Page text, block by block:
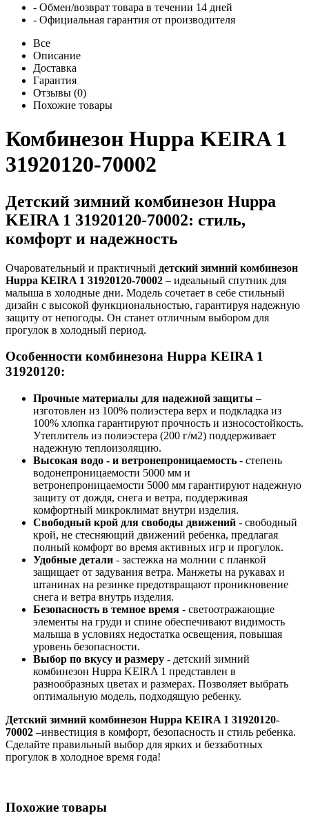
- Обмен/возврат товара в течении 14 дней
- Официальная гарантия от производителя
Все
Описание
Доставка
Гарантия
Отзывы (0)
Похожие товары
Комбинезон Huppa KEIRA 1
31920120-70002
Детский зимний комбинезон Huppa
KEIRA 1 31920120-70002: стиль,
комфорт и надежность
Очаровательный и практичный детский зимний комбинезон
Huppa KEIRA 1 31920120-70002 – идеальный спутник для
малыша в холодные дни. Модель сочетает в себе стильный
дизайн с высокой функциональностью, гарантируя надежную
защиту от непогоды. Он станет отличным выбором для
прогулок в холодный период.
Особенности комбинезона Huppa KEIRA 1
31920120:
Прочные материалы для надежной защиты –
изготовлен из 100% полиэстера верх и подкладка из
100% хлопка гарантируют прочность и износостойкость.
Утеплитель из полиэстера (200 г/м2) поддерживает
надежную теплоизоляцию.
Высокая водо - и ветронепроницаемость - степень
водонепроницаемости 5000 мм и
ветронепроницаемости 5000 мм гарантируют надежную
защиту от дождя, снега и ветра, поддерживая
комфортный микроклимат внутри изделия.
Свободный крой для свободы движений - свободный
крой, не стесняющий движений ребенка, предлагая
полный комфорт во время активных игр и прогулок.
Удобные детали - застежка на молнии с планкой
защищает от задувания ветра. Манжеты на рукавах и
штанинах на резинке предотвращают проникновение
снега и ветра внутрь изделия.
Безопасность в темное время - светоотражающие
элементы на груди и спине обеспечивают видимость
малыша в условиях недостатка освещения, повышая
уровень безопасности.
Выбор по вкусу и размеру - детский зимний
комбинезон Huppa KEIRA 1 представлен в
разнообразных цветах и размерах. Позволяет выбрать
оптимальную модель, подходящую ребенку.
Детский зимний комбинезон Huppa KEIRA 1 31920120-
70002 –инвестиция в комфорт, безопасность и стиль ребенка.
Сделайте правильный выбор для ярких и беззаботных
прогулок в холодное время года!
Похожие товары